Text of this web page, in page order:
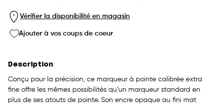
Vérifier la disponibilité en magasin
Ajouter à vos coups de coeur
Description
Conçu pour la précision, ce marqueur à pointe calibrée extra
fine offre les mêmes possibilités qu’un marqueur standard en
plus de ses atouts de pointe. Son encre opaque au fini mat